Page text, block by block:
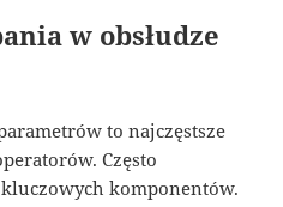
w obsłudze
to najczęstsze
Często
komponentów.